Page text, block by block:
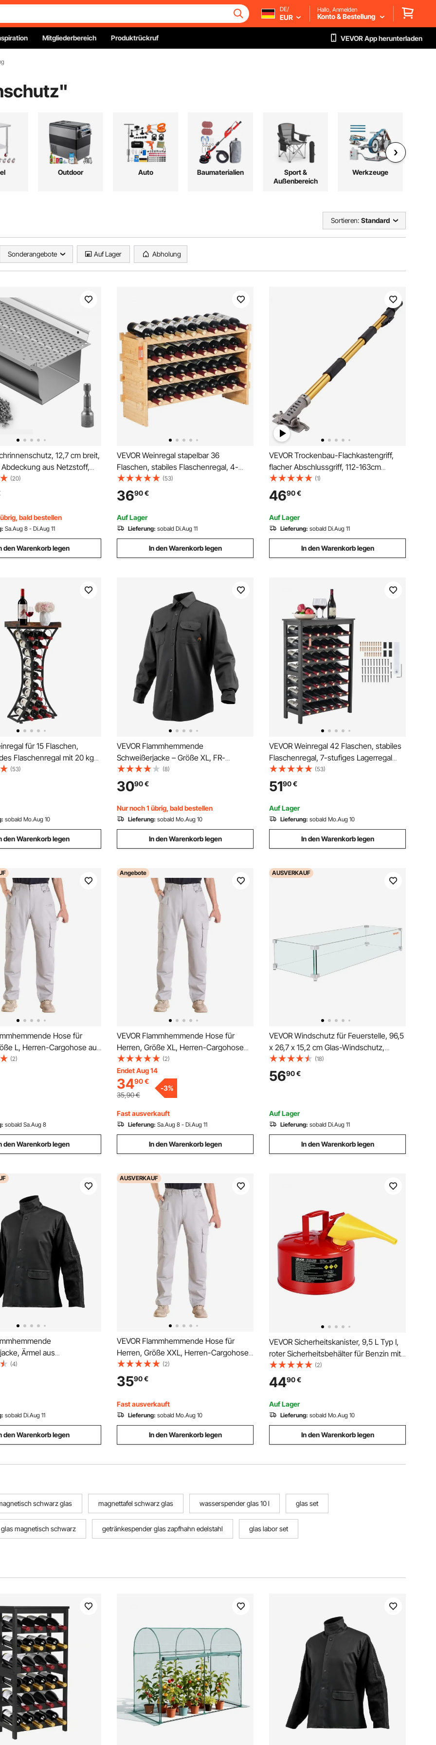
DE/
EUR
Hallo, Anmelden
Konto & Bestellung
Mitgliederbereich Produktrückruf VEVOR App herunterladen
"
Outdoor Auto Baumaterialien
Sport &
Außenbereich
Werkzeuge
Sortieren: Standard
Sonderangebote Auf Lager Abholung
12,7 cm breit,
aus Netzstoff,
(20)
bald bestellen
Sa.Aug 8 - Di.Aug 11
den Warenkorb legen
VEVOR Weinregal stapelbar 36
Flaschen, stabiles Flaschenregal, 4-
stufiges Lagerregal aus massivem
Bambusholz, freistehendes Weinregal,
wackelfreie Regale für Küche, Bar und
Keller (natürliche Farbe)
(53)
3690€
Auf Lager
Lieferung: sobald Di.Aug 11
In den Warenkorb legen
VEVOR Trockenbau-Flachkastengriff,
flacher Abschlussgriff, 112-163cm
ausziehbar, Farbe
(1)
4690€
Auf Lager
Lieferung: sobald Di.Aug 11
In den Warenkorb legen
für 15 Flaschen,
Flaschenregal mit 20 kg
& Glashalter &
Weinflaschenständer für
Bar Wohnzimmer,
Schwarz
(53)
sobald Mo.Aug 10
den Warenkorb legen
VEVOR Flammhemmende
Schweißerjacke – Größe XL, FR-
Schweißerjacke aus Baumwolle,
Sicherheitsjacke mit Kragen,
verstellbaren Manschetten und
Taschen, erfüllt ATPV 9,2 cal/cm²
Lichtbogenbewertung
(8)
3090€
Nur noch 1 übrig, bald bestellen
Lieferung: sobald Mo.Aug 10
In den Warenkorb legen
VEVOR Weinregal 42 Flaschen, stabiles
Flaschenregal, 7-stufiges Lagerregal
aus massivem Bambusholz,
freistehendes Weinregal, wackelfreie
Regale für Küche, Bar und Keller
(schwarz)
(53)
5190€
Auf Lager
Lieferung: sobald Mo.Aug 10
In den Warenkorb legen
Hose für
L, Herren-Cargohose aus
flamm- & reißfest, mit
elastischer Taille,
für Schweißer,
(2)
sobald Sa.Aug 8
den Warenkorb legen
Angebote
VEVOR Flammhemmende Hose für
Herren, Größe XL, Herren-Cargohose
aus Baumwolle, flamm- & reißfest, mit
mehreren Taschen, elastischer Taille,
Arbeitshose für Schweißer,
Freizeitausflüge, Grau
(2)
Endet Aug 14
3490€
35,90€
-3%
Fast ausverkauft
Lieferung: Sa.Aug 8 - Di.Aug 11
In den Warenkorb legen
AUSVERKAUF
VEVOR Windschutz für Feuerstelle, 96,5
x 26,7 x 15,2 cm Glas-Windschutz,
rechteckiger Glasschutz, 0,8 cm dicker
Feuertisch, Flammenschutz aus klarem
gehärtetem Glas, Baumgrubenschutz
(18)
5690€
Auf Lager
Lieferung: sobald Di.Aug 11
In den Warenkorb legen
Ärmel aus
Hauptteil aus
Baumwolle,
Schweißer-
für Schweißer und
Größe XXL
(4)
sobald Di.Aug 11
den Warenkorb legen
AUSVERKAUF
VEVOR Flammhemmende Hose für
Herren, Größe XXL, Herren-Cargohose
aus Baumwolle, flamm- & reißfest, mit
mehreren Taschen, elastischer Taille,
Arbeitshose für Schweißer,
Freizeitausflüge, Grau
(2)
3590€
Fast ausverkauft
Lieferung: sobald Mo.Aug 10
In den Warenkorb legen
VEVOR Sicherheitskanister, 9,5 L Typ I,
roter Sicherheitsbehälter für Benzin mit
Flammensperre aus Edelstahl,
selbstschließendem Deckel & PE-
Trichter, Lagerbehälter für brennbare
Stoffe, Rot
(2)
4490€
Auf Lager
Lieferung: sobald Mo.Aug 10
In den Warenkorb legen
schwarz glas magnettafel schwarz glas wasserspender glas 10 l glas set
magnetisch schwarz getränkespender glas zapfhahn edelstahl glas labor set